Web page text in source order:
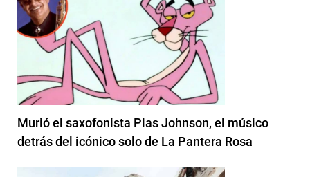
Murió el saxofonista Plas Johnson, el músico
detrás del icónico solo de La Pantera Rosa